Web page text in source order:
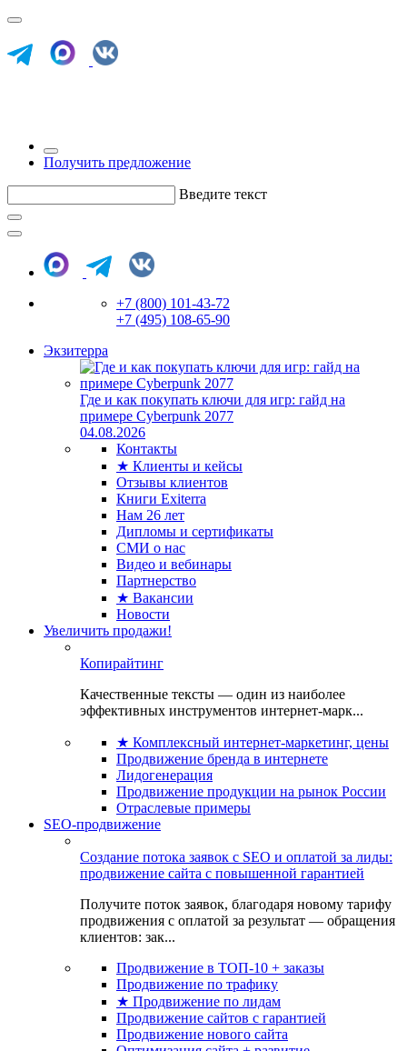
Получить предложение
Введите текст
+7 (800) 101-43-72
+7 (495) 108-65-90
Экзитерра
Где и как покупать ключи для игр: гайд на
примере Cyberpunk 2077
04.08.2026
Контакты
★ Клиенты и кейсы
Отзывы клиентов
Книги Exiterra
Нам 26 лет
Дипломы и сертификаты
СМИ о нас
Видео и вебинары
Партнерство
★ Вакансии
Новости
Увеличить продажи!
Копирайтинг
Качественные тексты — один из наиболее
эффективных инструментов интернет-марк...
★ Комплексный интернет-маркетинг, цены
Продвижение бренда в интернете
Лидогенерация
Продвижение продукции на рынок России
Отраслевые примеры
SEO-продвижение
Создание потока заявок с SEO и оплатой за лиды:
продвижение сайта с повышенной гарантией
Получите поток заявок, благодаря новому тарифу
продвижения с оплатой за результат — обращения
клиентов: зак...
Продвижение в ТОП-10 + заказы
Продвижение по трафику
★ Продвижение по лидам
Продвижение сайтов с гарантией
Продвижение нового сайта